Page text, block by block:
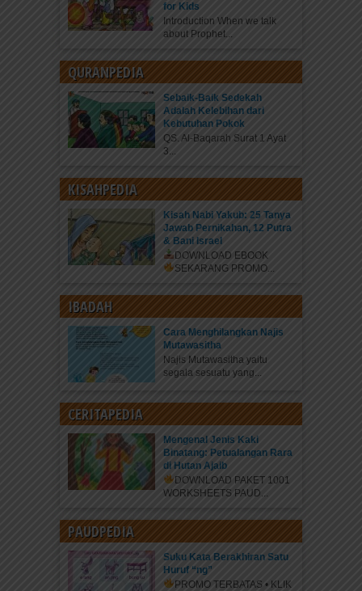
for Kids
Introduction When we talk
about Prophet...
QURANPEDIA
Sebaik-Baik Sedekah
Adalah Kelebihan dari
Kebutuhan Pokok
QS. Al-Baqarah Surat 1 Ayat
3...
KISAHPEDIA
Kisah Nabi Yakub: 25 Tanya
Jawab Pernikahan, 12 Putra
& Bani Israel
DOWNLOAD EBOOK
SEKARANG PROMO...
IBADAH
Cara Menghilangkan Najis
Mutawasitha
Najis Mutawasitha yaitu
segala sesuatu yang...
CERITAPEDIA
Mengenal Jenis Kaki
Binatang: Petualangan Rara
di Hutan Ajaib
DOWNLOAD PAKET 1001
WORKSHEETS PAUD...
PAUDPEDIA
Suku Kata Berakhiran Satu
Huruf “ng”
PROMO TERBATAS • KLIK